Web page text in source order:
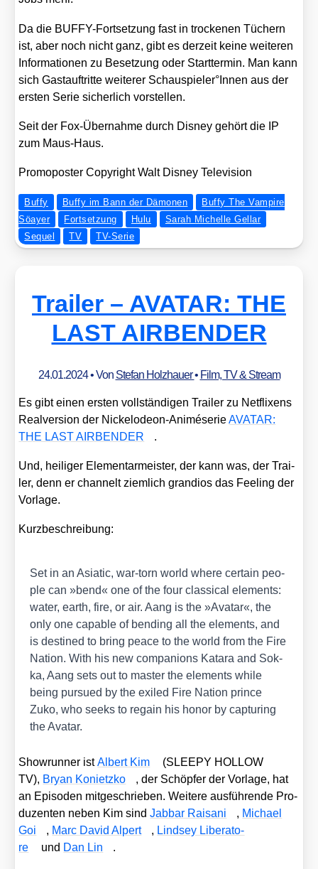
Da die BUFFY-Fort­set­zung fast in tro­cke­nen Tüchern
ist, aber noch nicht ganz, gibt es der­zeit kei­ne wei­te­ren
Infor­ma­tio­nen zu Beset­zung oder Start­ter­min. Man kann
sich Gast­auf­trit­te wei­te­rer Schauspieler°Innen aus der
ers­ten Serie sicher­lich vor­stel­len.
Seit der Fox-Über­nah­me durch Dis­ney gehört die IP
zum Maus-Haus.
Pro­mo­pos­ter Copy­right Walt Dis­ney Tele­vi­si­on
Buffy Buffy im Bann der Dämonen
Buffy The Vampire
Söayer
Fortsetzung Hulu
Sarah Michelle Gellar
Sequel
TV TV-Serie
Trailer – AVATAR: THE
LAST AIRBENDER
24.01.2024• Von Stefan Holzhauer• Film, TV & Stream
Es gibt einen ers­ten voll­stän­di­gen Trai­ler zu Net­fli­xens
Real­ver­si­on der Nickel­ode­on-Ani­mé­se­rieAVATAR:
THE LAST AIRBENDER
.
Und, hei­li­ger Ele­men­tar­meis­ter, der kann was, der Trai­
ler, denn er chan­nelt ziem­lich gran­di­os das Fee­ling der
Vor­la­ge.
Kurz­be­schrei­bung:
Set in an Asia­tic, war-torn world whe­re cer­tain peo­
p­le can »bend« one of the four clas­si­cal ele­ments:
water, earth, fire, or air. Aang is the »Ava­tar«, the
only one capa­ble of ben­ding all the ele­ments, and
is desti­ned to bring peace to the world from the Fire
Nati­on. With his new com­pa­n­ions Kata­ra and Sok­
ka, Aang sets out to mas­ter the ele­ments while
being pur­sued by the exi­led Fire Nati­on prin­ce
Zuko, who seeks to regain his honor by cap­tu­ring
the Ava­tar.
Show­run­ner istAlbert Kim
(SLEEPY HOLLOW
TV), Bryan Konietz­ko
, der Schöp­fer der Vor­la­ge, hat
an Epi­so­den mit­ge­schrie­ben. Wei­te­re aus­füh­ren­de Pro­
du­zen­ten neben Kim sindJab­bar Raisa­ni , Micha­el
Goi
, Marc David Alpert , Lind­sey Libera­to­
re
und Dan Lin .